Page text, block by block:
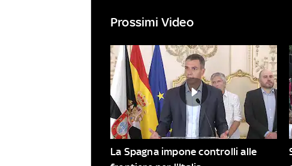
Prossimi Video
La Spagna impone controlli alle